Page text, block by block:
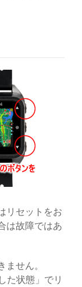
リセットをお
は故障ではあ
せん。
た状態」でリ